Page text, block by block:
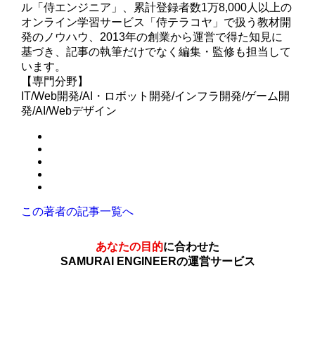
ル「侍エンジニア」、累計登録者数1万8,000人以上の
オンライン学習サービス「侍テラコヤ」で扱う教材開
発のノウハウ、2013年の創業から運営で得た知見に
基づき、記事の執筆だけでなく編集・監修も担当して
います。
【専門分野】
IT/Web開発/AI・ロボット開発/インフラ開発/ゲーム開
発/AI/Webデザイン
この著者の記事一覧へ
あなたの目的に合わせた
SAMURAI ENGINEERの運営サービス